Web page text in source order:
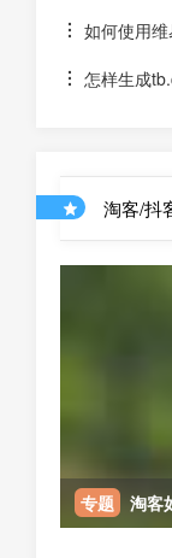
如何使用
怎样生成
淘客/抖
专题 淘客